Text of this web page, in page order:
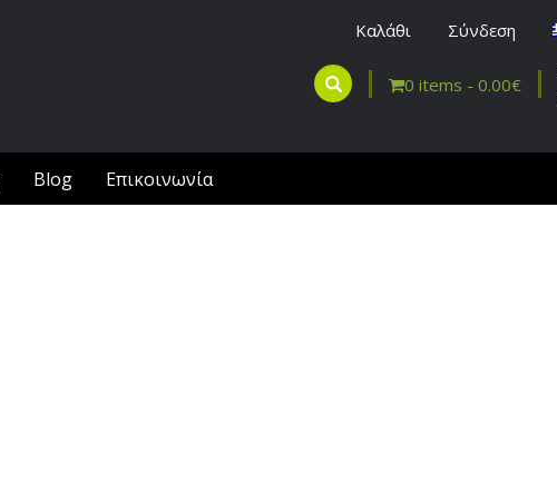
Καλάθι Σύνδεση
0 items - 0.00€
Blog Επικοινωνία